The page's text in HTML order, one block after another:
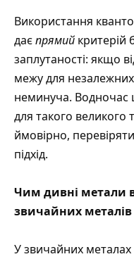
Використання
даєпрямий критерій
заплутаності: якщо
межу для незалежних
неминуча. Водночас
для такого великого
ймовірно,
підхід.
Чим дивні метали
звичайних
У звичайних